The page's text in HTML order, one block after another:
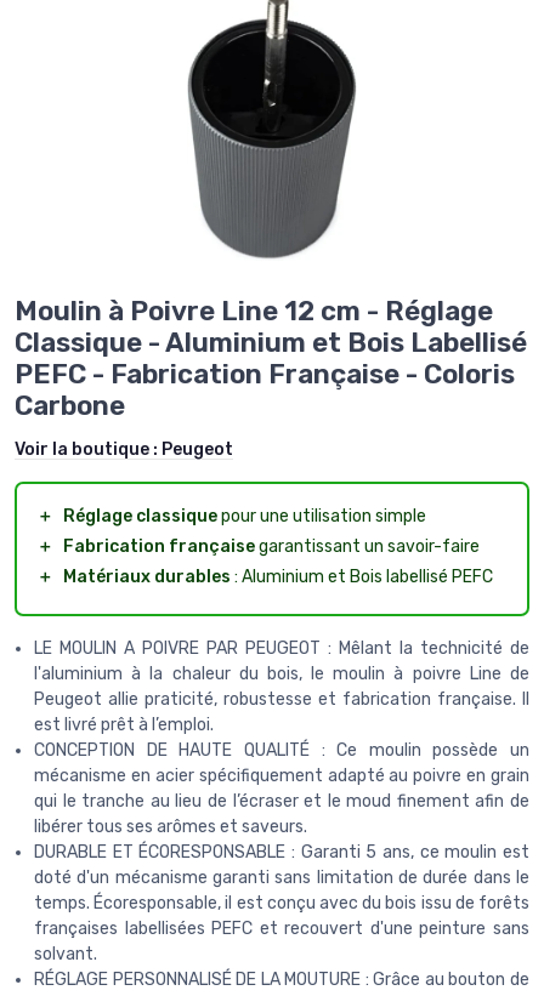
Moulin à Poivre Line 12 cm - Réglage
Classique - Aluminium et Bois Labellisé
PEFC - Fabrication Française - Coloris
Carbone
Voir la boutique : Peugeot
＋ Réglage classiquepour une utilisation simple
＋
Fabrication françaisegarantissant un savoir-faire
＋
Matériaux durables : Aluminium et Bois labellisé PEFC
LE MOULIN A POIVRE PAR PEUGEOT : Mêlant la technicité de
l'aluminium à la chaleur du bois, le moulin à poivre Line de
Peugeot allie praticité, robustesse et fabrication française. Il
est livré prêt à l’emploi.
CONCEPTION DE HAUTE QUALITÉ : Ce moulin possède un
mécanisme en acier spécifiquement adapté au poivre en grain
qui le tranche au lieu de l’écraser et le moud finement afin de
libérer tous ses arômes et saveurs.
DURABLE ET ÉCORESPONSABLE : Garanti 5 ans, ce moulin est
doté d'un mécanisme garanti sans limitation de durée dans le
temps. Écoresponsable, il est conçu avec du bois issu de forêts
françaises labellisées PEFC et recouvert d'une peinture sans
solvant.
RÉGLAGE PERSONNALISÉ DE LA MOUTURE : Grâce au bouton de